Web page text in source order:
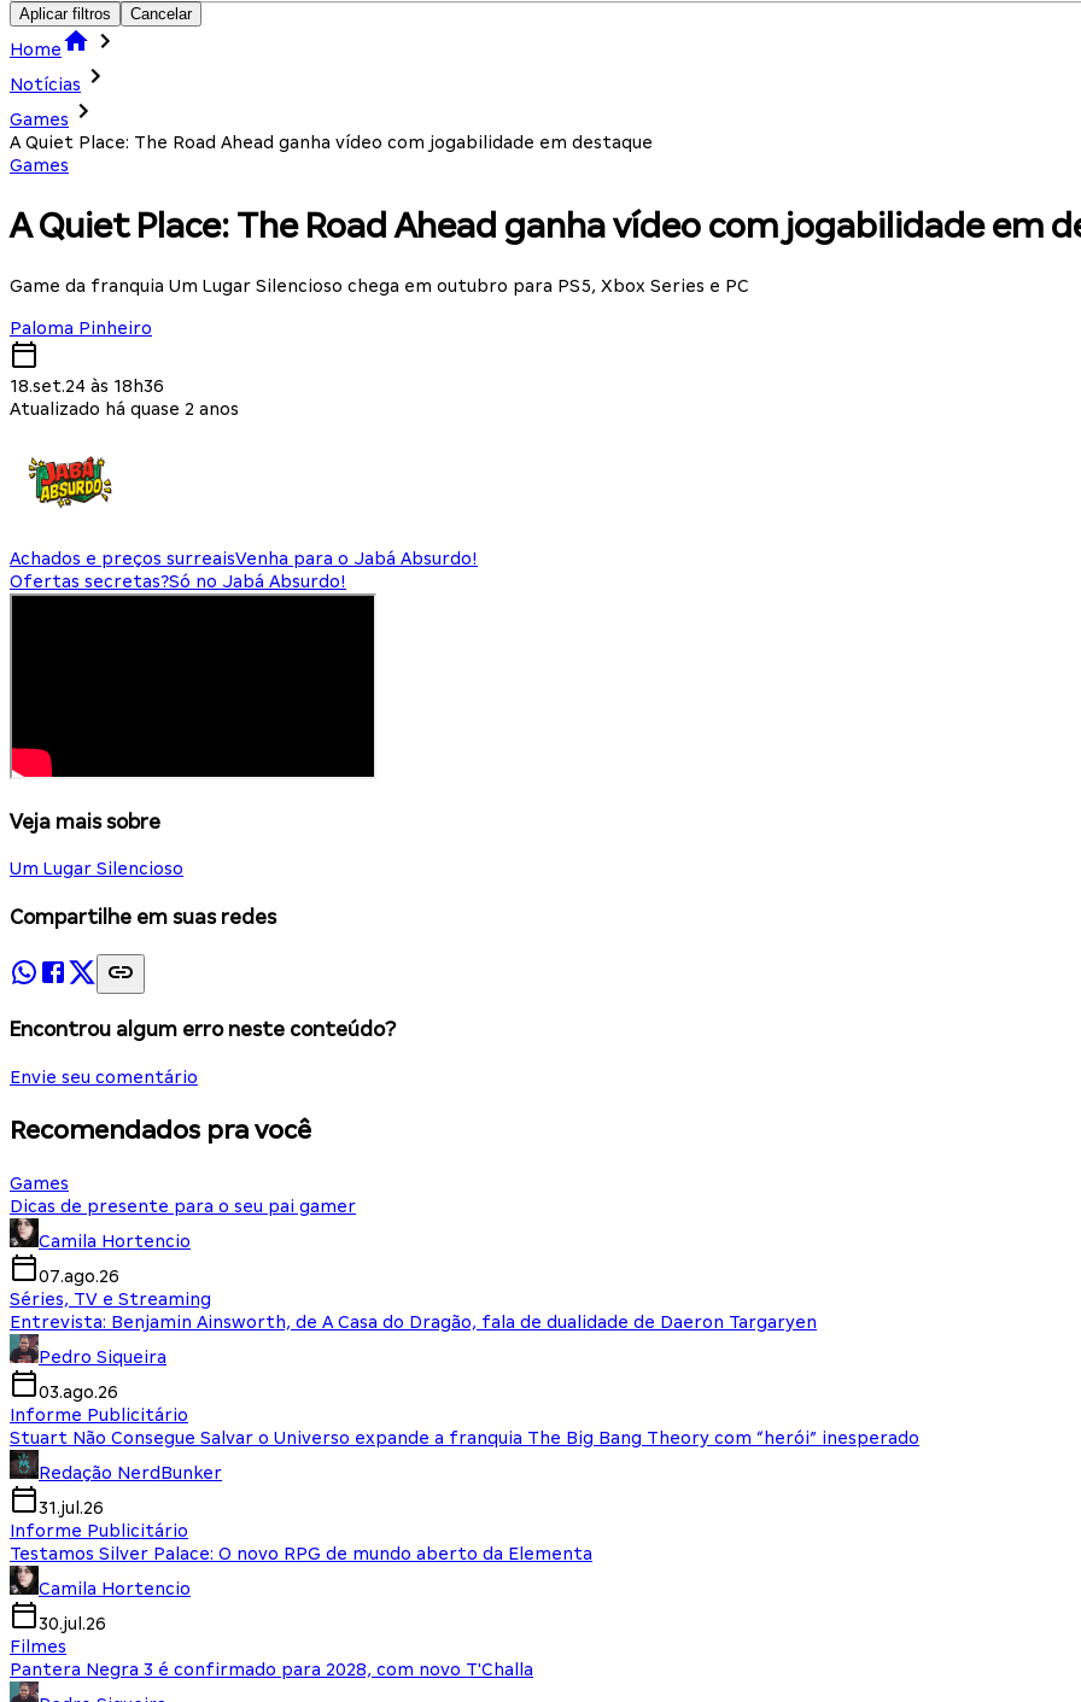
Aplicar filtros Cancelar
Home
Notícias
Games
A Quiet Place: The Road Ahead ganha vídeo com jogabilidade em destaque
Games
A Quiet Place: The Road Ahead ganha vídeo com jogabilidade em
Game da franquia Um Lugar Silencioso chega em outubro para PS5, Xbox Series e PC
Paloma Pinheiro
18.set.24 às 18h36
Atualizado há quase 2 anos
Achados e preços surreaisVenha para o Jabá Absurdo!
Ofertas secretas?Só no Jabá Absurdo!
Veja mais sobre
Um Lugar Silencioso
Compartilhe em suas redes
Encontrou algum erro neste conteúdo?
Envie seu comentário
Recomendados pra você
Games
Dicas de presente para o seu pai gamer
Camila Hortencio
07.ago.26
Séries, TV e Streaming
Entrevista: Benjamin Ainsworth, de A Casa do Dragão, fala de dualidade de Daeron Targaryen
Pedro Siqueira
03.ago.26
Informe Publicitário
Stuart Não Consegue Salvar o Universo expande a franquia The Big Bang Theory com “herói” inesperado
Redação NerdBunker
31.jul.26
Informe Publicitário
Testamos Silver Palace: O novo RPG de mundo aberto da Elementa
Camila Hortencio
30.jul.26
Filmes
Pantera Negra 3 é confirmado para 2028, com novo T'Challa